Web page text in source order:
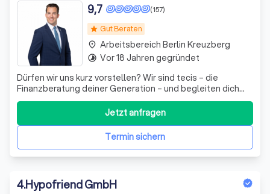
star Gut Beraten
(157)
9,7
Dürfen wir uns kurz vorstellen? Wir sind tecis – die
Finanzberatung deiner Generation – und begleiten dich
auf deinem Weg in eine finanziell selbstbestimmte
Zukunft. Altersvorsorge, Absicherung, Vermögensaufbau,
Immobilienfinanzierung – wir sind Ansprechpartner für die
finanziellen Fragen in deinemTermin sichern
Jetzt anfragen
place Arbeitsbereich Berlin Kreuzberg
timelapse Vor 18 Jahren gegründet
4.Hypofriend GmbH